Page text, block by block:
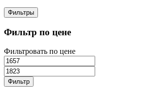
Фильтры
Фильтр по цене
Фильтровать по цене
Фильтр